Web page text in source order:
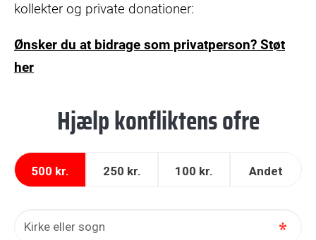
kollekter og private donationer:
Ønsker du at bidrage som privatperson? Støt
her
Hjælp konfliktens ofre